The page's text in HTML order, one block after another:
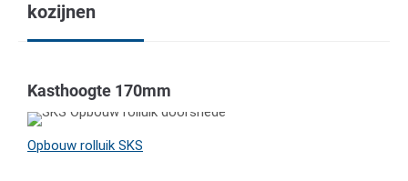
kozijnen
Kasthoogte 170mm
Opbouw rolluik SKS